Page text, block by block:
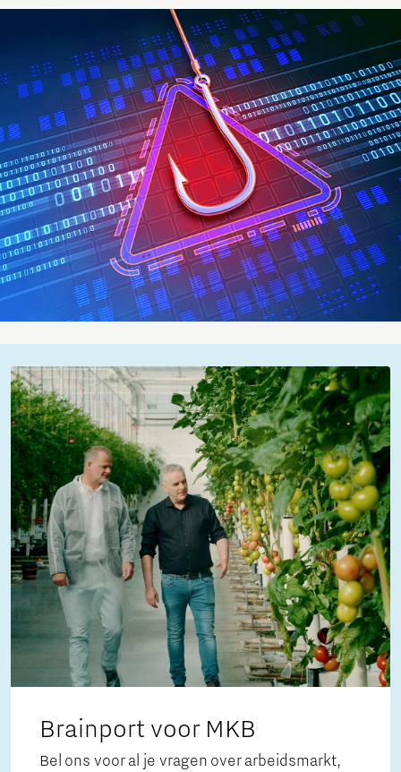
Brainport voor MKB
Bel ons voor al je vragen over arbeidsmarkt,